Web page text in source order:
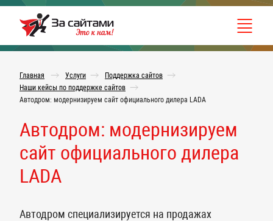
Главная Услуги
Поддержка сайтов
Наши кейсы по поддержке сайтов
Автодром: модернизируем сайт официального дилера LADA
Автодром: модернизируем
сайт официального дилера
LADA
Автодром специализируется на продажах